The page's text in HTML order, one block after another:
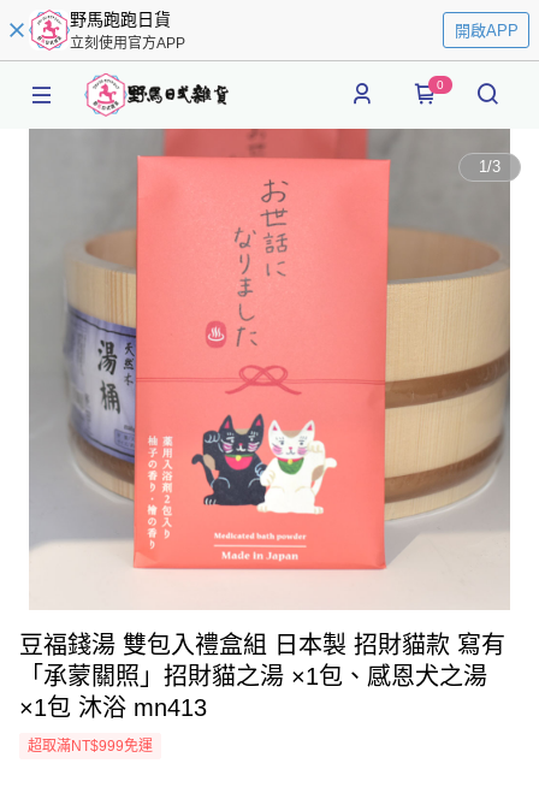
野馬跑跑日貨
立刻使用官方APP
開啟APP
0
1/3
豆福錢湯 雙包入禮盒組 日本製 招財貓款 寫有
「承蒙關照」招財貓之湯 ×1包、感恩犬之湯
×1包 沐浴 mn413
超取滿NT$999免運